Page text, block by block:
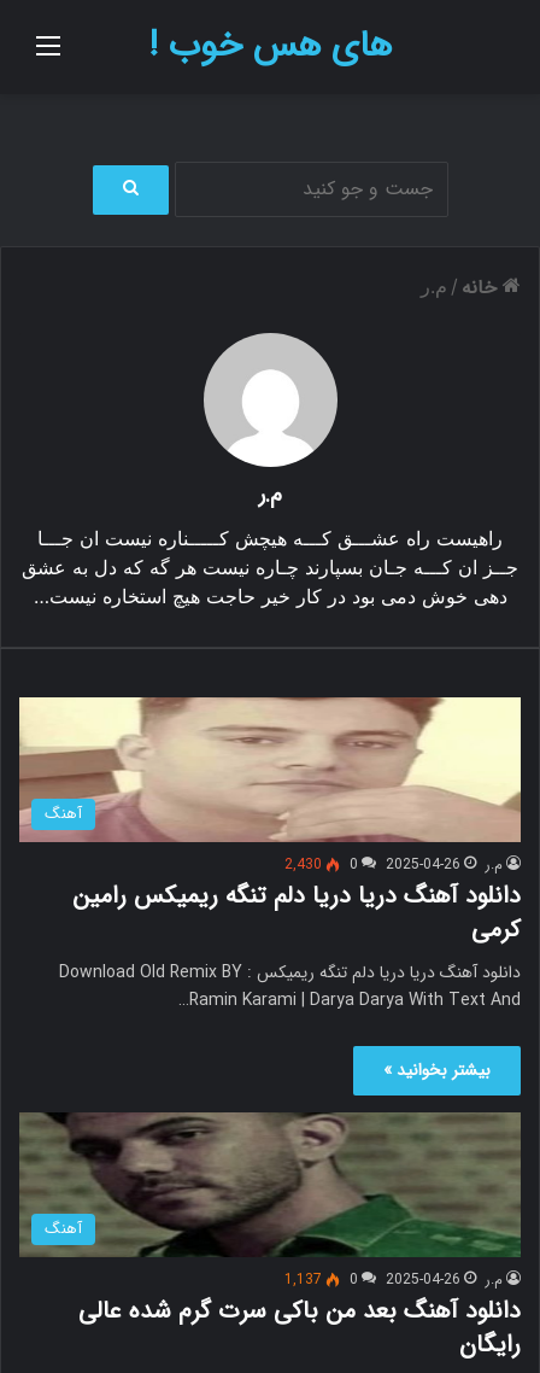
های هس خوب !
ج
خانه / م.ر
م.ر
راهیست راه عشـــق کـــه هیچش کـــــناره نیست ان جـــا
جــز ان کـــه جـان بسپارند چـاره نیست هر گه که دل به عشق
دهی خوش دمی بود در کار خیر حاجت هیچ استخاره نیست…
آهنگ
م.ر 2025-04-26
0
2,430
دانلود آهنگ دریا دریا دلم تنگه ریمیکس رامین
کرمی
دانلود آهنگ دریا دریا دلم تنگه ریمیکس Download Old Remix BY :
Ramin Karami | Darya Darya With Text And…
بیشتر بخوانید »
آهنگ
م.ر 2025-04-26
0
1,137
دانلود آهنگ بعد من باکی سرت گرم شده عالی
رایگان